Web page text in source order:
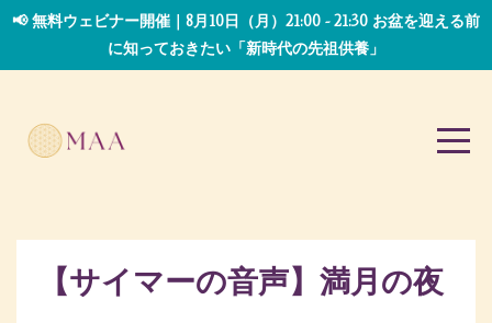
📢 無料ウェビナー開催｜8月10日（月）21:00 - 21:30 お盆を迎える前
に知っておきたい「新時代の先祖供養」
【サイマーの音声】満月の夜